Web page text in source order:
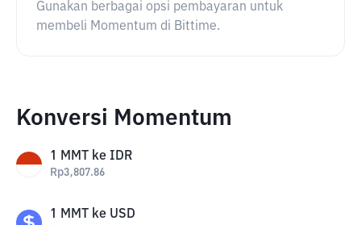
Gunakan berbagai opsi pembayaran untuk
membeli Momentum di Bittime.
Konversi Momentum
1 MMT ke IDR
Rp3,807.86
1 MMT ke USD